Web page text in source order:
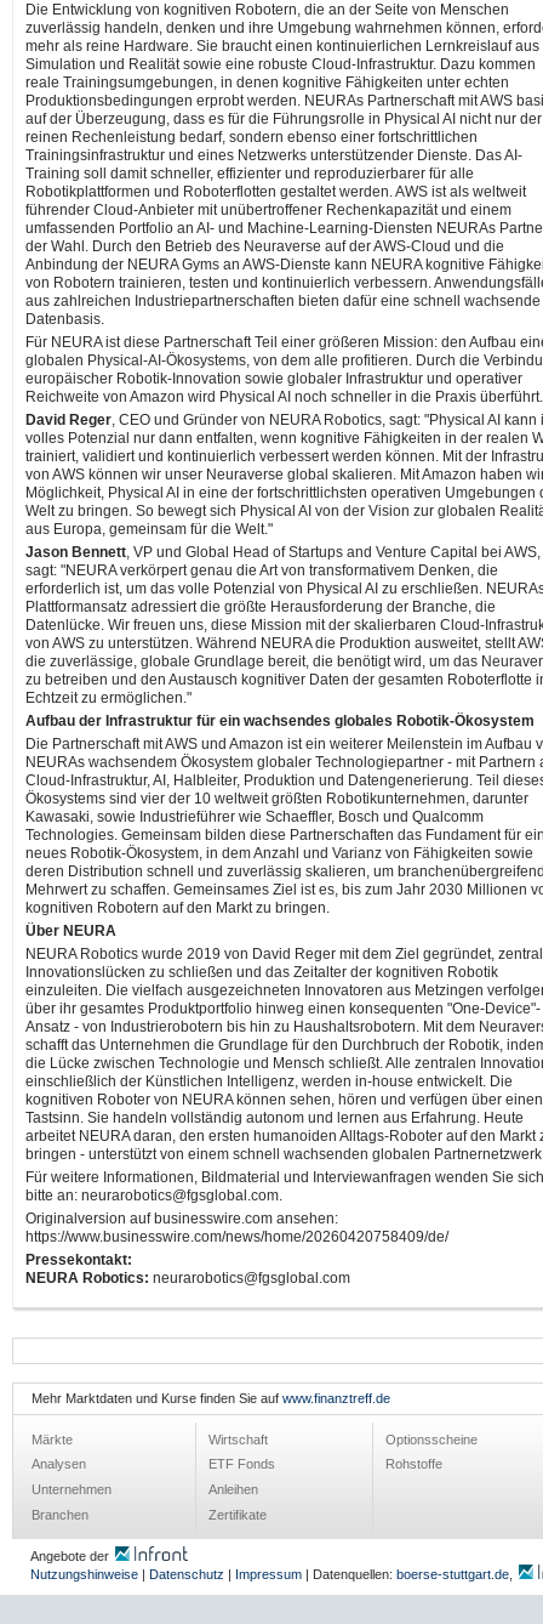
Die Entwicklung von kognitiven Robotern, die an der Seite von Menschen
zuverlässig handeln, denken und ihre Umgebung wahrnehmen können,
mehr als reine Hardware. Sie braucht einen kontinuierlichen Lernkreislauf aus
Simulation und Realität sowie eine robuste Cloud-Infrastruktur. Dazu kommen
reale Trainingsumgebungen, in denen kognitive Fähigkeiten unter echten
Produktionsbedingungen erprobt werden. NEURAs Partnerschaft mit AWS
auf der Überzeugung, dass es für die Führungsrolle in Physical AI nicht nur der
reinen Rechenleistung bedarf, sondern ebenso einer fortschrittlichen
Trainingsinfrastruktur und eines Netzwerks unterstützender Dienste. Das AI-
Training soll damit schneller, effizienter und reproduzierbarer für alle
Robotikplattformen und Roboterflotten gestaltet werden. AWS ist als weltweit
führender Cloud-Anbieter mit unübertroffener Rechenkapazität und einem
umfassenden Portfolio an AI- und Machine-Learning-Diensten NEURAs
der Wahl. Durch den Betrieb des Neuraverse auf der AWS-Cloud und die
Anbindung der NEURA Gyms an AWS-Dienste kann NEURA kognitive
von Robotern trainieren, testen und kontinuierlich verbessern.
aus zahlreichen Industriepartnerschaften bieten dafür eine schnell wachsende
Datenbasis.
Für NEURA ist diese Partnerschaft Teil einer größeren Mission: den Aufbau
globalen Physical-AI-Ökosystems, von dem alle profitieren. Durch die
europäischer Robotik-Innovation sowie globaler Infrastruktur und operativer
Reichweite von Amazon wird Physical AI noch schneller in die Praxis überführt.
David Reger, CEO und Gründer von NEURA Robotics, sagt: "Physical AI kann
volles Potenzial nur dann entfalten, wenn kognitive Fähigkeiten in der realen
trainiert, validiert und kontinuierlich verbessert werden können. Mit der
von AWS können wir unser Neuraverse global skalieren. Mit Amazon haben
Möglichkeit, Physical AI in eine der fortschrittlichsten operativen Umgebungen
Welt zu bringen. So bewegt sich Physical AI von der Vision zur globalen
aus Europa, gemeinsam für die Welt."
Jason Bennett, VP und Global Head of Startups and Venture Capital bei AWS,
sagt: "NEURA verkörpert genau die Art von transformativem Denken, die
erforderlich ist, um das volle Potenzial von Physical AI zu erschließen.
Plattformansatz adressiert die größte Herausforderung der Branche, die
Datenlücke. Wir freuen uns, diese Mission mit der skalierbaren Cloud-
von AWS zu unterstützen. Während NEURA die Produktion ausweitet, stellt
die zuverlässige, globale Grundlage bereit, die benötigt wird, um das
zu betreiben und den Austausch kognitiver Daten der gesamten Roboterflotte
Echtzeit zu ermöglichen."
Aufbau der Infrastruktur für ein wachsendes globales Robotik-Ökosystem
Die Partnerschaft mit AWS und Amazon ist ein weiterer Meilenstein im Aufbau
NEURAs wachsendem Ökosystem globaler Technologiepartner - mit Partnern
Cloud-Infrastruktur, AI, Halbleiter, Produktion und Datengenerierung. Teil
Ökosystems sind vier der 10 weltweit größten Robotikunternehmen, darunter
Kawasaki, sowie Industrieführer wie Schaeffler, Bosch und Qualcomm
Technologies. Gemeinsam bilden diese Partnerschaften das Fundament für
neues Robotik-Ökosystem, in dem Anzahl und Varianz von Fähigkeiten sowie
deren Distribution schnell und zuverlässig skalieren, um
Mehrwert zu schaffen. Gemeinsames Ziel ist es, bis zum Jahr 2030 Millionen
kognitiven Robotern auf den Markt zu bringen.
Über NEURA
NEURA Robotics wurde 2019 von David Reger mit dem Ziel gegründet,
Innovationslücken zu schließen und das Zeitalter der kognitiven Robotik
einzuleiten. Die vielfach ausgezeichneten Innovatoren aus Metzingen
über ihr gesamtes Produktportfolio hinweg einen konsequenten "One-Device"-
Ansatz - von Industrierobotern bis hin zu Haushaltsrobotern. Mit dem
schafft das Unternehmen die Grundlage für den Durchbruch der Robotik,
die Lücke zwischen Technologie und Mensch schließt. Alle zentralen
einschließlich der Künstlichen Intelligenz, werden in-house entwickelt. Die
kognitiven Roboter von NEURA können sehen, hören und verfügen über einen
Tastsinn. Sie handeln vollständig autonom und lernen aus Erfahrung. Heute
arbeitet NEURA daran, den ersten humanoiden Alltags-Roboter auf den Markt
bringen - unterstützt von einem schnell wachsenden globalen
Für weitere Informationen, Bildmaterial und Interviewanfragen wenden Sie sich
bitte an: neurarobotics@fgsglobal.com.
Originalversion auf businesswire.com ansehen:
https://www.businesswire.com/news/home/20260420758409/de/
Pressekontakt:
NEURA Robotics: neurarobotics@fgsglobal.com
Mehr Marktdaten und Kurse finden Sie auf www.finanztreff.de
Märkte
Analysen
Unternehmen
Branchen
Wirtschaft
ETF Fonds
Anleihen
Zertifikate
Optionsscheine
Rohstoffe
Angebote der
Nutzungshinweise
Datenschutz Impressum | Datenquellen: boerse-stuttgart.de